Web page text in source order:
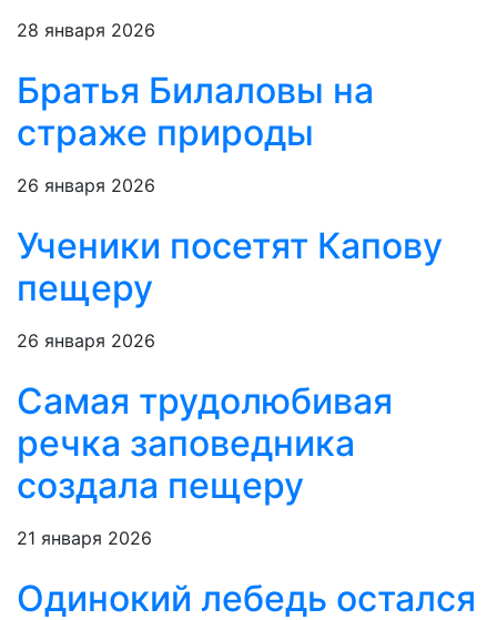
28 января 2026
Братья Билаловы на
страже природы
26 января 2026
Ученики посетят Капову
пещеру
26 января 2026
Самая трудолюбивая
речка заповедника
создала пещеру
21 января 2026
Одинокий лебедь остался